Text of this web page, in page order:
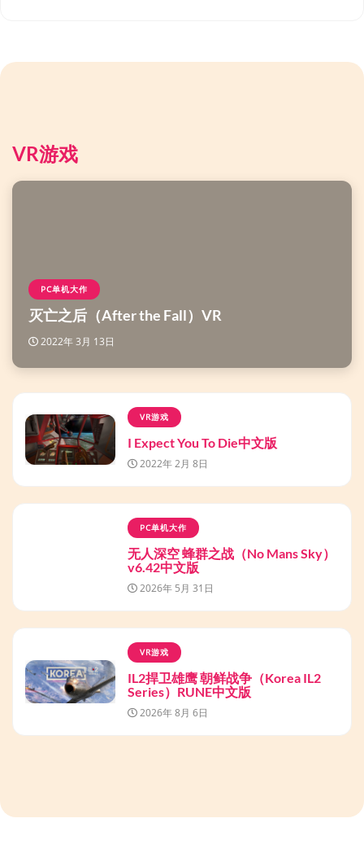
VR游戏
PC单机大作
灭亡之后（After the Fall）VR
2022年 3月 13日
VR游戏
I Expect You To Die中文版
2022年 2月 8日
PC单机大作
无人深空 蜂群之战（No Mans Sky）
v6.42中文版
2026年 5月 31日
VR游戏
IL2捍卫雄鹰 朝鲜战争（Korea IL2
Series）RUNE中文版
2026年 8月 6日